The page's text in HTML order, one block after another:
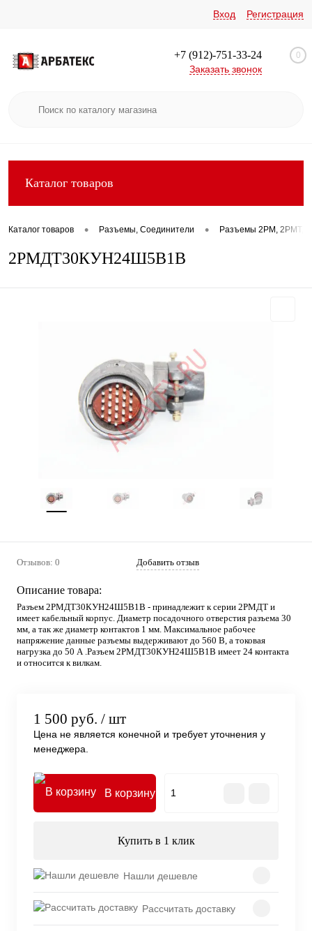
Вход Регистрация
+7 (912)-751-33-24
Заказать звонок
0
Каталог товаров
Каталог товаров • Разъемы, Соединители • Разъемы 2РМ, 2РМТ,
2РМДТ30КУН24Ш5В1В
Отзывов: 0 Добавить отзыв
Описание товара:
Разъем 2РМДТ30КУН24Ш5В1В - принадлежит к серии 2РМДТ и
имеет кабельный корпус. Диаметр посадочного отверстия разъема 30
мм, а так же диаметр контактов 1 мм. Максимальное рабочее
напряжение данные разъемы выдерживают до 560 В, а токовая
нагрузка до 50 А .Разъем 2РМДТ30КУН24Ш5В1В имеет 24 контакта
и относится к вилкам.
1 500 руб. / шт
Цена не является конечной и требует уточнения у
менеджера.
В корзину
Купить в 1 клик
Нашли дешевле
Рассчитать доставку